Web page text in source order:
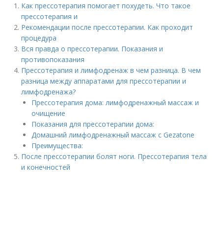
Как прессотерапия помогает похудеть. Что такое
прессотерапия и
Рекомендации после прессотерапии. Как проходит
процедура
Вся правда о прессотерапии. Показания и
противопоказания
Прессотерапия и лимфодренаж в чем разница. В чем
разница между аппаратами для прессотерапии и
лимфодренажа?
Прессотерапия дома: лимфодренажный массаж и
очищение
Показания для прессотерапии дома:
Домашний лимфодренажный массаж с Gezatone
Преимущества:
После прессотерапии болят ноги. Прессотерапия тела
и конечностей